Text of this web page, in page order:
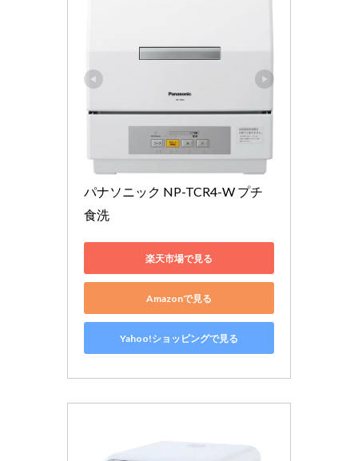
パナソニック NP-TCR4-W プチ
食洗
楽天市場で見る
Amazonで見る
Yahoo!ショッピングで見る